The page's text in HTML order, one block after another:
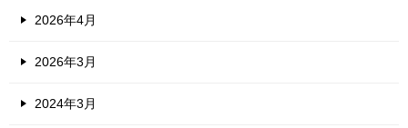
2026年4月
2026年3月
2024年3月